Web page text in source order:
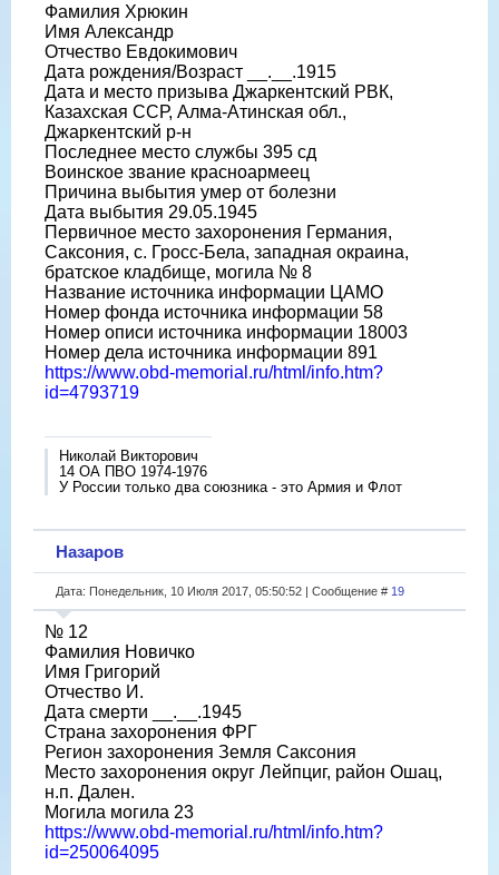
Фамилия Хрюкин
Имя Александр
Отчество Евдокимович
Дата рождения/Возраст __.__.1915
Дата и место призыва Джаркентский РВК,
Казахская ССР, Алма-Атинская обл.,
Джаркентский р-н
Последнее место службы 395 сд
Воинское звание красноармеец
Причина выбытия умер от болезни
Дата выбытия 29.05.1945
Первичное место захоронения Германия,
Саксония, с. Гросс-Бела, западная окраина,
братское кладбище, могила № 8
Название источника информации ЦАМО
Номер фонда источника информации 58
Номер описи источника информации 18003
Номер дела источника информации 891
https://www.obd-memorial.ru/html/info.htm?
id=4793719
Николай Викторович
14 ОА ПВО 1974-1976
У России только два союзника - это Армия и Флот
Назаров
Дата: Понедельник, 10 Июля 2017, 05:50:52 | Сообщение # 19
№ 12
Фамилия Новичко
Имя Григорий
Отчество И.
Дата смерти __.__.1945
Страна захоронения ФРГ
Регион захоронения Земля Саксония
Место захоронения округ Лейпциг, район Ошац,
н.п. Дален.
Могила могила 23
https://www.obd-memorial.ru/html/info.htm?
id=250064095